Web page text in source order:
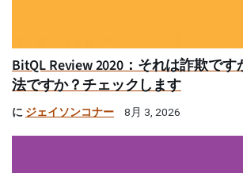
BitQL Review 2020：それは詐欺で
法ですか？チェックします
に ジェイソンコナー 8月 3, 2026